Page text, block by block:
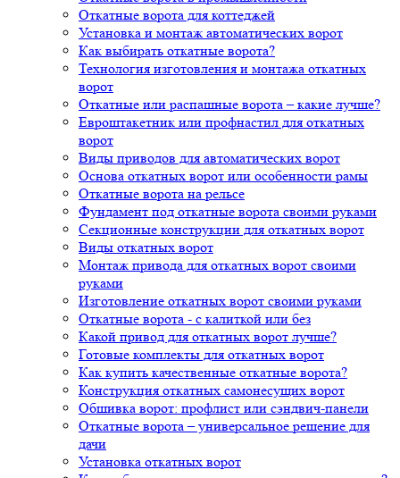
Откатные ворота для коттеджей
Установка и монтаж автоматических ворот
Как выбирать откатные ворота?
Технология изготовления и монтажа откатных
ворот
Откатные или распашные ворота – какие лучше?
Евроштакетник или профнастил для откатных
ворот
Виды приводов для автоматических ворот
Основа откатных ворот или особенности рамы
Откатные ворота на рельсе
Фундамент под откатные ворота своими руками
Секционные конструкции для откатных ворот
Виды откатных ворот
Монтаж привода для откатных ворот своими
руками
Изготовление откатных ворот своими руками
Откатные ворота - с калиткой или без
Какой привод для откатных ворот лучше?
Готовые комплекты для откатных ворот
Как купить качественные откатные ворота?
Конструкция откатных самонесущих ворот
Обшивка ворот: профлист или сэндвич-панели
Откатные ворота – универсальное решение для
дачи
Установка откатных ворот